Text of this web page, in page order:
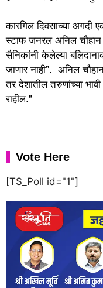
कारगिल दिवसाच्या
स्टाफ जनरल अनिल चौहान
सैनिकांनी केलेल्या
जाणार नाही”. अनिल
तर देशातील तरुणांच्या
राहील.”
Vote Here
[TS_Poll id="1"]